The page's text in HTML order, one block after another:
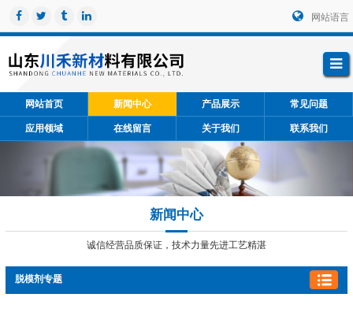
网站语言
网站首页 新闻中心 产品展示 常见问题
应用领域 在线留言 关于我们 联系我们
新闻中心
诚信经营品质保证，技术力量先进工艺精湛
脱模剂专题